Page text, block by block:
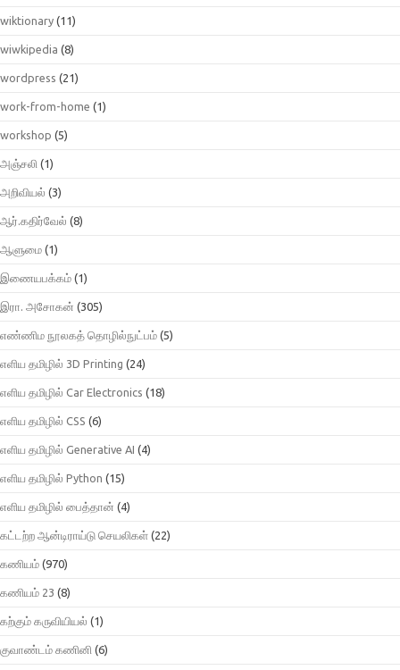
wiktionary (11)
wiwkipedia (8)
wordpress (21)
work-from-home (1)
workshop (5)
அஞ்சலி (1)
அறிவியல் (3)
ஆர்.கதிர்வேல் (8)
ஆளுமை (1)
இணையபக்கம் (1)
இரா. அசோகன் (305)
எண்ணிம நூலகத் தொழில்நுட்பம் (5)
எளிய தமிழில் 3D Printing (24)
எளிய தமிழில் Car Electronics (18)
எளிய தமிழில் CSS (6)
எளிய தமிழில் Generative AI (4)
எளிய தமிழில் Python (15)
எளிய தமிழில் பைத்தான் (4)
கட்டற்ற ஆன்டிராய்டு செயலிகள் (22)
கணியம் (970)
கணியம் 23 (8)
கற்கும் கருவியியல் (1)
குவாண்டம் கணினி (6)